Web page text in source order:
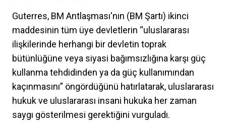
Guterres, BM Antlaşması'nın (BM Şartı) ikinci
maddesinin tüm üye devletlerin “uluslararası
ilişkilerinde herhangi bir devletin toprak
bütünlüğüne veya siyasi bağımsızlığına karşı güç
kullanma tehdidinden ya da güç kullanımından
kaçınmasını” öngördüğünü hatırlatarak, uluslararası
hukuk ve uluslararası insani hukuka her zaman
saygı gösterilmesi gerektiğini vurguladı.